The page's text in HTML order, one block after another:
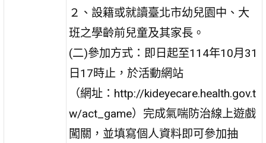
２、設籍或就讀臺北市幼兒園中、大
班之學齡前兒童及其家長。
(二)參加方式：即日起至114年10月31
日17時止，於活動網站
（網址：http://kideyecare.health.gov.t
w/act_game）完成氣喘防治線上遊戲
闖關，並填寫個人資料即可參加抽